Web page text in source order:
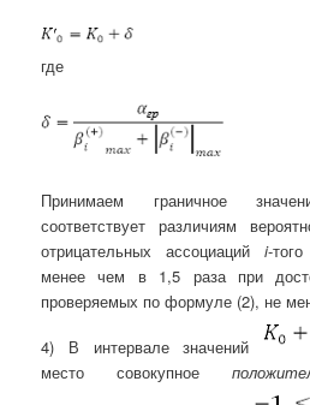
где
Принимаем граничное
соответствует различиям
отрицательных ассоциацийi-
менее чем в 1,5 раза при
проверяемых по формуле (2), не
4) В интервале значений
место совокупное